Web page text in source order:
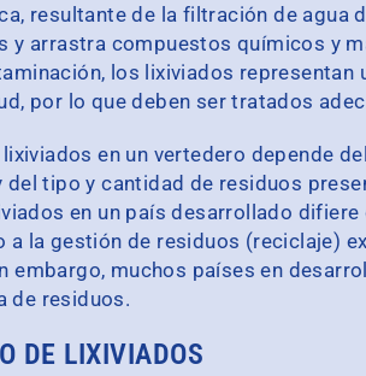
resultante de la filtración de agua
y arrastra compuestos químicos y
los lixiviados representan
por lo que deben ser tratados
en un vertedero depende
del tipo y cantidad de residuos
en un país desarrollado difiere
a la gestión de residuos (reciclaje)
embargo, muchos países en
de residuos.
DE LIXIVIADOS